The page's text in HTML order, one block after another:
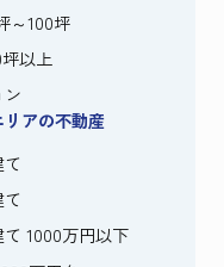
～100坪
以上
ン
リアの不動産
1000万円以下